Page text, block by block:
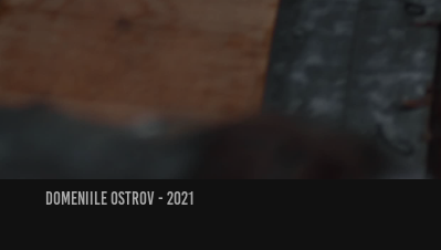
Domeniile Ostrov - 2021